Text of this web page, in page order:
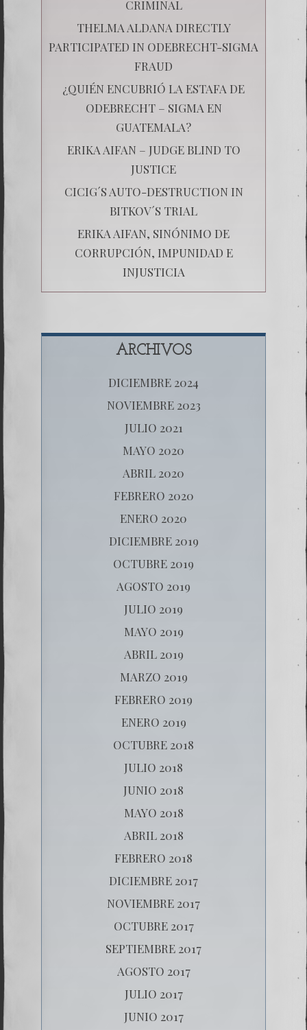
CRIMINAL
THELMA ALDANA DIRECTLY
PARTICIPATED IN ODEBRECHT-SIGMA
FRAUD
¿QUIÉN ENCUBRIÓ LA ESTAFA DE
ODEBRECHT – SIGMA EN
GUATEMALA?
ERIKA AIFAN – JUDGE BLIND TO
JUSTICE
CICIG´S AUTO-DESTRUCTION IN
BITKOV´S TRIAL
ERIKA AIFAN, SINÓNIMO DE
CORRUPCIÓN, IMPUNIDAD E
INJUSTICIA
ARCHIVOS
DICIEMBRE 2024
NOVIEMBRE 2023
JULIO 2021
MAYO 2020
ABRIL 2020
FEBRERO 2020
ENERO 2020
DICIEMBRE 2019
OCTUBRE 2019
AGOSTO 2019
JULIO 2019
MAYO 2019
ABRIL 2019
MARZO 2019
FEBRERO 2019
ENERO 2019
OCTUBRE 2018
JULIO 2018
JUNIO 2018
MAYO 2018
ABRIL 2018
FEBRERO 2018
DICIEMBRE 2017
NOVIEMBRE 2017
OCTUBRE 2017
SEPTIEMBRE 2017
AGOSTO 2017
JULIO 2017
JUNIO 2017